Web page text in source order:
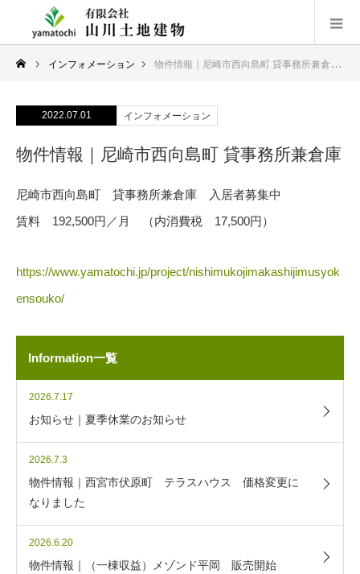
インフォメーション 物件情報｜尼崎市西向島町 貸事務所兼倉庫
2022.07.01 インフォメーション
物件情報｜尼崎市西向島町 貸事務所兼倉庫
尼崎市西向島町 貸事務所兼倉庫 入居者募集中
賃料 192,500円／月 （内消費税 17,500円）
https://www.yamatochi.jp/project/nishimukojimakashijimusyok
ensouko/
Information一覧
2026.7.17
お知らせ｜夏季休業のお知らせ
2026.7.3
物件情報｜西宮市伏原町 テラスハウス 価格変更に
なりました
2026.6.20
物件情報｜（一棟収益）メゾンド平岡 販売開始